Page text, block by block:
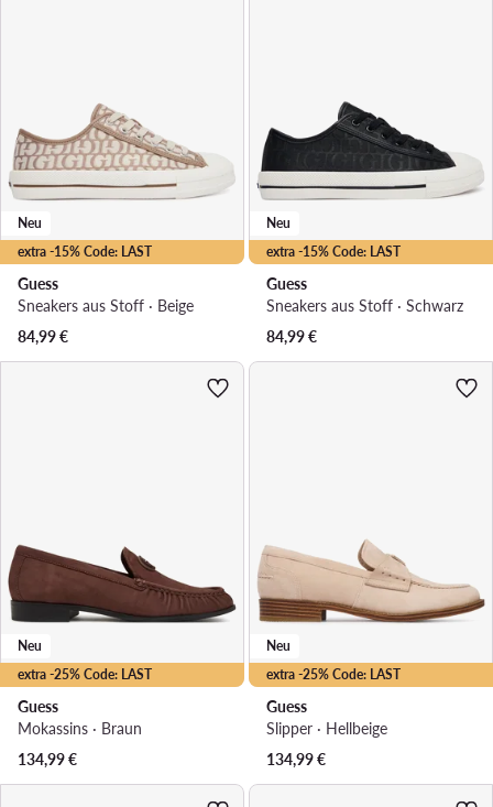
extra -15% Code: LAST
Neu
Guess
Sneakers aus Stoff · Beige
84,99€
extra -15% Code: LAST
Neu
Guess
Sneakers aus Stoff · Schwarz
84,99€
extra -25% Code: LAST
Neu
Guess
Mokassins · Braun
134,99€
extra -25% Code: LAST
Neu
Guess
Slipper · Hellbeige
134,99€